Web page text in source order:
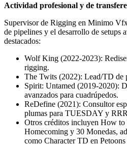
Actividad profesional y de
Supervisor de Rigging en Minimo
de pipelines y el desarrollo de setups
destacados:
Wolf King (2022-2023):
rigging.
The Twits (2022): Lead/TD de
Spirit: Untamed (2019-2020):
avanzados para cuadrúpedos.
ReDefine (2021): Consultor
plumas para TUESDAY y
Otros créditos incluyen How
Homecoming y 30 Monedas,
como Character TD en